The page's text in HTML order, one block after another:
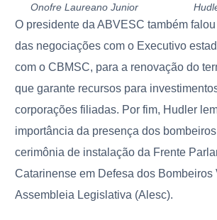
Onofre Laureano Junior
O presidente da ABVESC também
das negociações com o Executivo
com o CBMSC, para a renovação do
que garante recursos para
corporações filiadas. Por fim, Hudler
importância da presença dos
cerimônia de instalação da Frente
Catarinense em Defesa dos Bombeiros
Assembleia Legislativa (Alesc).